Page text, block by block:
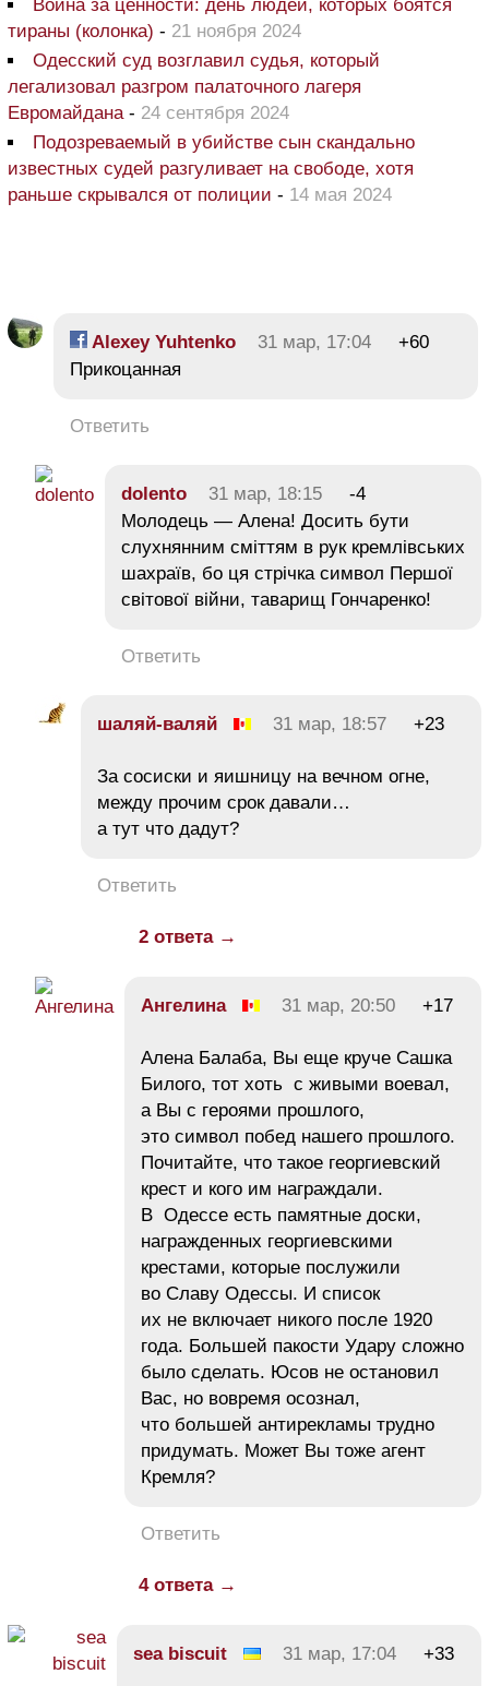
Война за ценности: день людей, которых боятся
тираны (колонка) - 21 ноября 2024
Одесский суд возглавил судья, который
легализовал разгром палаточного лагеря
Евромайдана - 24 сентября 2024
Подозреваемый в убийстве сын скандально
известных судей разгуливает на свободе, хотя
раньше скрывался от полиции - 14 мая 2024
Alexey Yuhtenko 31 мар, 17:04
+60
Прикоцанная
Ответить
dolento 31 мар, 18:15
-4
Молодець — Алена! Досить бути
слухнянним сміттям в рук кремлівських
шахраїв, бо ця стрічка символ Першої
світової війни, таварищ Гончаренко!
Ответить
шаляй-валяй 31 мар, 18:57 +23
За сосиски и яишницу на вечном огне,
между прочим срок давали…
а тут что дадут?
Ответить
2 ответа →
Ангелина 31 мар, 20:50 +17
Алена Балаба, Вы еще круче Сашка
Билого, тот хоть с живыми воевал,
а Вы с героями прошлого,
это символ побед нашего прошлого.
Почитайте, что такое георгиевский
крест и кого им награждали.
В Одессе есть памятные доски,
награжденных георгиевскими
крестами, которые послужили
во Славу Одессы. И список
их не включает никого после 1920
года. Большей пакости Удару сложно
было сделать. Юсов не остановил
Вас, но вовремя осознал,
что большей антирекламы трудно
придумать. Может Вы тоже агент
Кремля?
Ответить
4 ответа →
sea biscuit 31 мар, 17:04 +33